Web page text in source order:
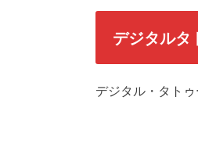
デジタルタ
デジタル・タト